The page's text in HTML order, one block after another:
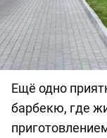
Ещё одно
барбекю, где